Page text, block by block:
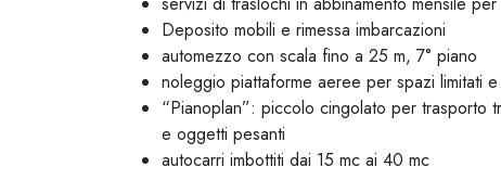
Deposito mobili e rimessa imbarcazioni
automezzo con scala fino a 25 m, 7° piano
noleggio piattaforme aeree per spazi limitati
“Pianoplan”: piccolo cingolato per trasporto
e oggetti pesanti
autocarri imbottiti dai 15 mc ai 40 mc